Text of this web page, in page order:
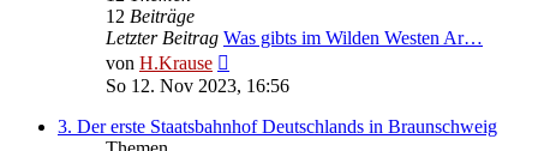
12 Beiträge
Letzter Beitrag Was gibts im Wilden Westen Ar…
von H.Krause
Beitrag
So 12. Nov 2023, 16:56
3. Der erste Staatsbahnhof Deutschlands in Braunschweig